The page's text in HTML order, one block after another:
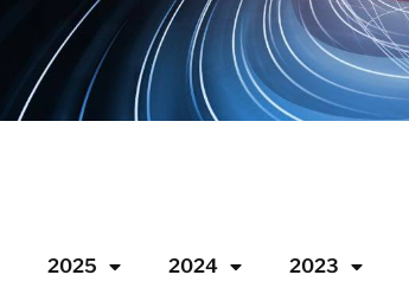
2025 2024 2023